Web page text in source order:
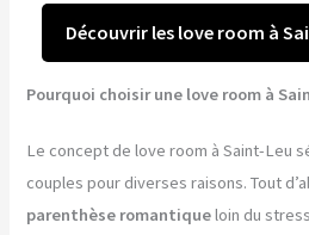
Découvrir les love room à
Pourquoi choisir une love room à
Le concept de love room à Saint-Leu
couples pour diverses raisons. Tout
parenthèse romantiqueloin du